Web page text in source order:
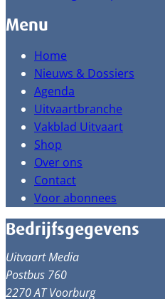
Menu
Home
Nieuws & Dossiers
Agenda
Uitvaartbranche
Vakblad Uitvaart
Shop
Over ons
Contact
Voor abonnees
Bedrijfsgegevens
Uitvaart Media
Postbus 760
2270 AT Voorburg